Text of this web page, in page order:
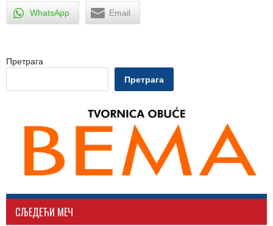
WhatsApp Email
Претрага
Претрага
CЉЕДЕЋИ МЕЧ